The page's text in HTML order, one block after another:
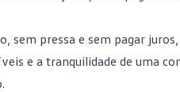
pressa e sem pagar
e a tranquilidade de uma